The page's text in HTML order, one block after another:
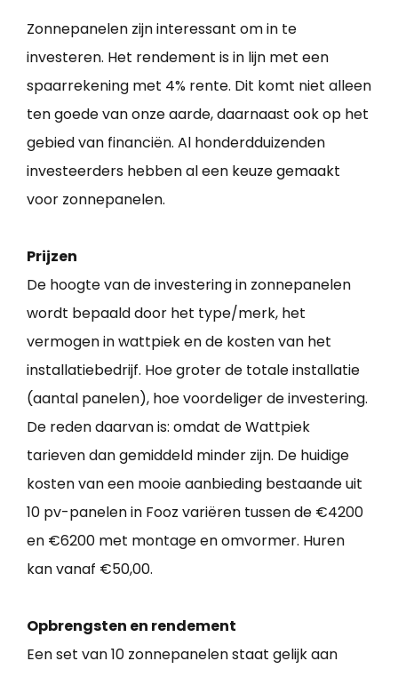
Zonnepanelen zijn interessant om in te
investeren. Het rendement is in lijn met een
spaarrekening met 4% rente. Dit komt niet alleen
ten goede van onze aarde, daarnaast ook op het
gebied van financiën. Al honderdduizenden
investeerders hebben al een keuze gemaakt
voor zonnepanelen.
Prijzen
De hoogte van de investering in zonnepanelen
wordt bepaald door het type/merk, het
vermogen in wattpiek en de kosten van het
installatiebedrijf. Hoe groter de totale installatie
(aantal panelen), hoe voordeliger de investering.
De reden daarvan is: omdat de Wattpiek
tarieven dan gemiddeld minder zijn. De huidige
kosten van een mooie aanbieding bestaande uit
10 pv-panelen in Fooz variëren tussen de €4200
en €6200 met montage en omvormer. Huren
kan vanaf €50,00.
Opbrengsten en rendement
Een set van 10 zonnepanelen staat gelijk aan